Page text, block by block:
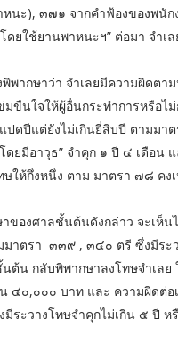
นะ), ๓๗๑ จากคำฟ้องของพนัก
ดยใช้ยานพาหนะฯ” ต่อมา จำเ
พากษาว่า จำเลยมีความผิดต
มขืนใจให้ผู้อื่นกระทำการหรือ
ปดปีแต่ยังไม่เกินยี่สิบปี ตามมา
ยมีอาวุธ” จำคุก ๑ ปี ๔ เดือน
ให้กึ่งหนึ่ง ตาม มาตรา ๗๘ ค
ของศาลชั้นต้นดังกล่าว จะเห็
มาตรา ๓๓๙ , ๓๔๐ ตรี ซึ่งมีระ
ต้น กลับพิพากษาลงโทษจำเลย
๔๐,๐๐๐ บาท และ ความผิดต่
ระวางโทษจำคุกไม่เกิน ๕ ปี